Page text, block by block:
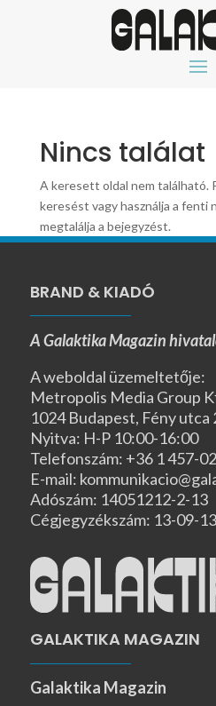
Nincs találat
A keresett oldal nem található.
keresést vagy használja a fenti
megtalálja a bejegyzést.
BRAND & KIADÓ
A Galaktika Magazin
A weboldal üzemeltetője:
Metropolis Media Group
1024 Budapest, Fény utca
Nyitva: H-P 10:00-16:00
Telefonszám: +36 1 457-
E-mail:
Adószám: 14051212-2-13
Cégjegyzékszám: 13-09-
GALAKTIKA MAGAZIN
Galaktika Magazin